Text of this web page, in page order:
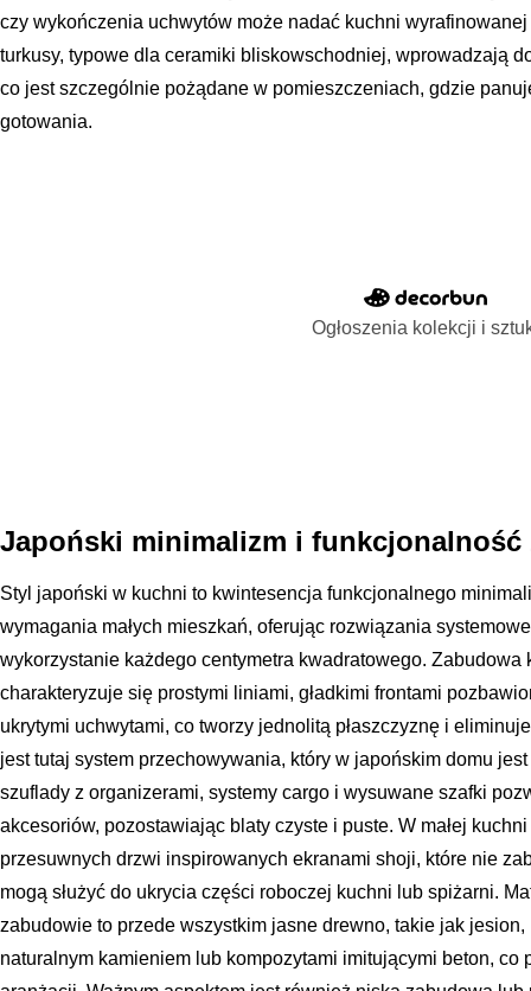
czy wykończenia uchwytów może nadać kuchni wyrafinowanej
turkusy, typowe dla ceramiki bliskowschodniej, wprowadzają
co jest szczególnie pożądane w pomieszczeniach, gdzie
gotowania.
Ogłoszenia kolekcji i
Japoński minimalizm i funkcjonalność
Styl japoński w kuchni to kwintesencja funkcjonalnego
wymagania małych mieszkań, oferując rozwiązania
wykorzystanie każdego centymetra kwadratowego.
charakteryzuje się prostymi liniami, gładkimi frontami
ukrytymi uchwytami, co tworzy jednolitą płaszczyznę i
jest tutaj system przechowywania, który w japońskim domu
szuflady z organizerami, systemy cargo i wysuwane szafki
akcesoriów, pozostawiając blaty czyste i puste. W małej
przesuwnych drzwi inspirowanych ekranami shoji, które nie
mogą służyć do ukrycia części roboczej kuchni lub spiżarni.
zabudowie to przede wszystkim jasne drewno, takie jak
naturalnym kamieniem lub kompozytami imitującymi beton, co